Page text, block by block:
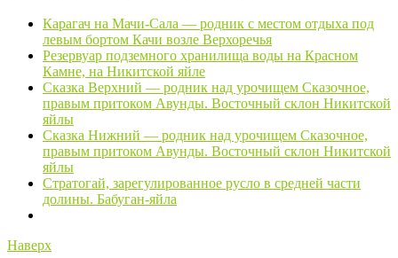
Карагач на Мачи-Сала — родник с местом отдыха под
левым бортом Качи возле Верхоречья
Резервуар подземного хранилища воды на Красном
Камне, на Никитской яйле
Сказка Верхний — родник над урочищем Сказочное,
правым притоком Авунды. Восточный склон Никитской
яйлы
Сказка Нижний — родник над урочищем Сказочное,
правым притоком Авунды. Восточный склон Никитской
яйлы
Стратогай, зарегулированное русло в средней части
долины. Бабуган-яйла
Наверх